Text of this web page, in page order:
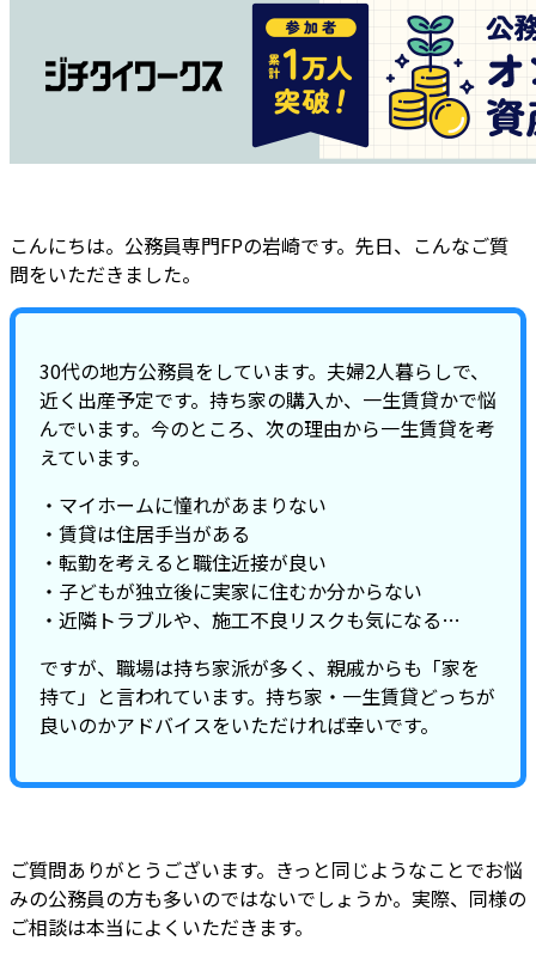
こんにちは。公務員専門FPの岩崎です。先日、こんなご質
問をいただきました。
30代の地方公務員をしています。夫婦2人暮らしで、
近く出産予定です。持ち家の購入か、一生賃貸かで悩
んでいます。今のところ、次の理由から一生賃貸を考
えています。
・マイホームに憧れがあまりない
・賃貸は住居手当がある
・転勤を考えると職住近接が良い
・子どもが独立後に実家に住むか分からない
・近隣トラブルや、施工不良リスクも気になる…
ですが、職場は持ち家派が多く、親戚からも「家を
持て」と言われています。持ち家・一生賃貸どっちが
良いのかアドバイスをいただければ幸いです。
ご質問ありがとうございます。きっと同じようなことでお悩
みの公務員の方も多いのではないでしょうか。実際、同様の
ご相談は本当によくいただきます。